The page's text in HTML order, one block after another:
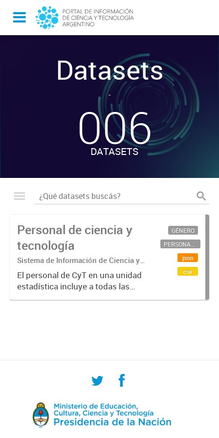
Datasets
-
006
DATASETS
Personal de ciencia y
tecnología
Sistema de Información de Ciencia y
Tecnología Argentino (SICYTAR)
El personal de CyT en una unidad
estadística incluye a todas las
personas involucradas
GÉNERO
PERSONAL CIENTÍFICO-TECNOLÓGICO
json
csv